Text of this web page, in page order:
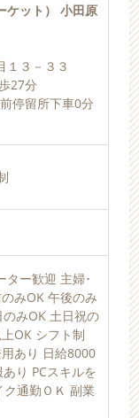
ケット） 小田原
１３－３３
27分
停留所下車0分
ター歓迎 主婦･
みOK 午後のみ
みOK 土日祝の
OK シフト制
あり 日給8000
り PCスキルを
通勤ＯＫ 副業